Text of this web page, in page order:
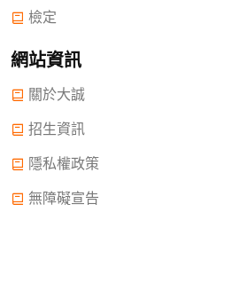
檢定
網站資訊
關於大誠
招生資訊
隱私權政策
無障礙宣告